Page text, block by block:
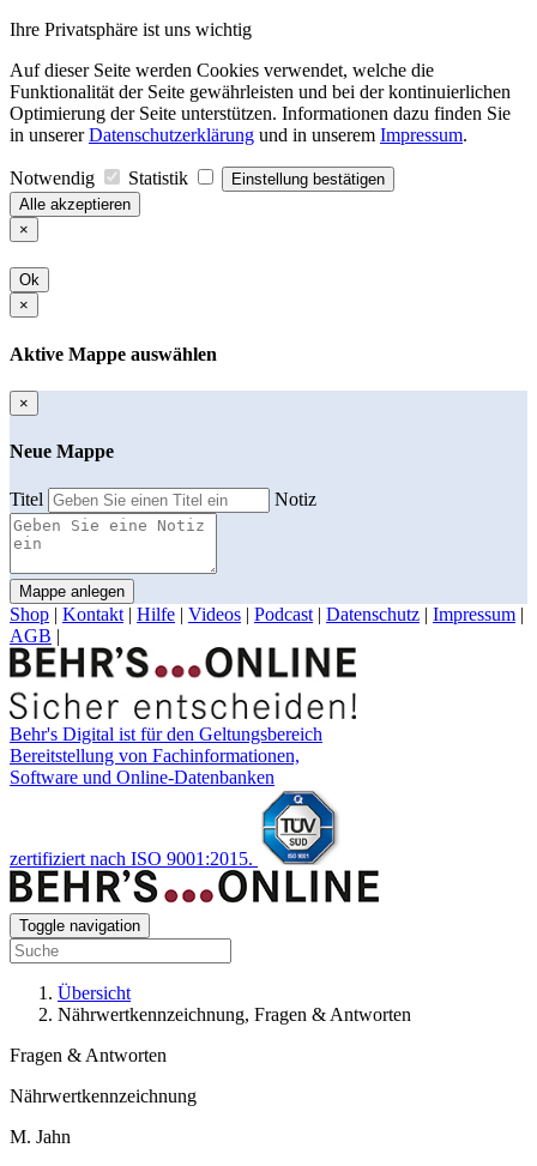
Ihre Privatsphäre ist uns wichtig
Auf dieser Seite werden Cookies verwendet, welche die
Funktionalität der Seite gewährleisten und bei der kontinuierlichen
Optimierung der Seite unterstützen. Informationen dazu finden Sie
in unsererDatenschutzerklärung und in unserem Impressum.
Notwendig Statistik
Einstellung bestätigen
Alle akzeptieren
×
Ok
×
Aktive Mappe auswählen
×
Neue Mappe
Titel Notiz
Mappe anlegen
Shop | Kontakt | Hilfe | Videos | Podcast | Datenschutz | Impressum |
AGB |
Behr's Digital ist für den Geltungsbereich
Bereitstellung von Fachinformationen,
Software und Online-Datenbanken
zertifiziert nach ISO 9001:2015.
Toggle navigation
Übersicht
Nährwertkennzeichnung, Fragen & Antworten
Fragen & Antworten
Nährwertkennzeichnung
M. Jahn